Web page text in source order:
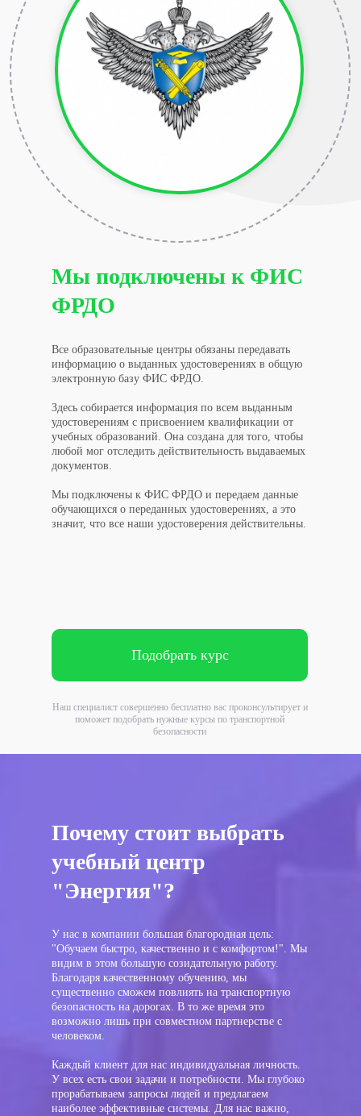
Все образовательные центры обязаны передавать
информацию о выданных удостоверениях в общую
электронную базу ФИС ФРДО.
Здесь собирается информация по всем выданным
удостоверениям с присвоением квалификации от
учебных образований. Она создана для того, чтобы
любой мог отследить действительность выдаваемых
документов.
Мы подключены к ФИС ФРДО и передаем данные
обучающихся о переданных удостоверениях, а это
значит, что все наши удостоверения действительны.
Наш специалист совершенно бесплатно вас проконсультирует и
поможет подобрать нужные курсы по транспортной
безопасности
Подобрать курс
Мы подключены к ФИС
ФРДО
Почему стоит выбрать
учебный центр
"Энергия"?
У нас в компании большая благородная цель:
"Обучаем быстро, качественно и с комфортом!". Мы
видим в этом большую созидательную работу.
Благодаря качественному обучению, мы
существенно сможем повлиять на транспортную
безопасность на дорогах. В то же время это
возможно лишь при совместном партнерстве с
человеком.
Каждый клиент для нас индивидуальная личность.
У всех есть свои задачи и потребности. Мы глубоко
прорабатываем запросы людей и предлагаем
наиболее эффективные системы. Для нас важно,